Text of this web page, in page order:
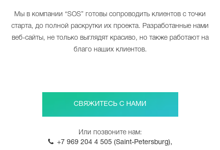
Мы в компании “SOS” готовы сопроводить клиентов с точки
старта, до полной раскрутки их проекта. Разработанные нами
веб-сайты, не только выглядят красиво, но также работают на
благо наших клиентов.
СВЯЖИТЕСЬ С НАМИ
Или позвоните нам:
+7 969 204 4 505 (Saint-Petersburg),